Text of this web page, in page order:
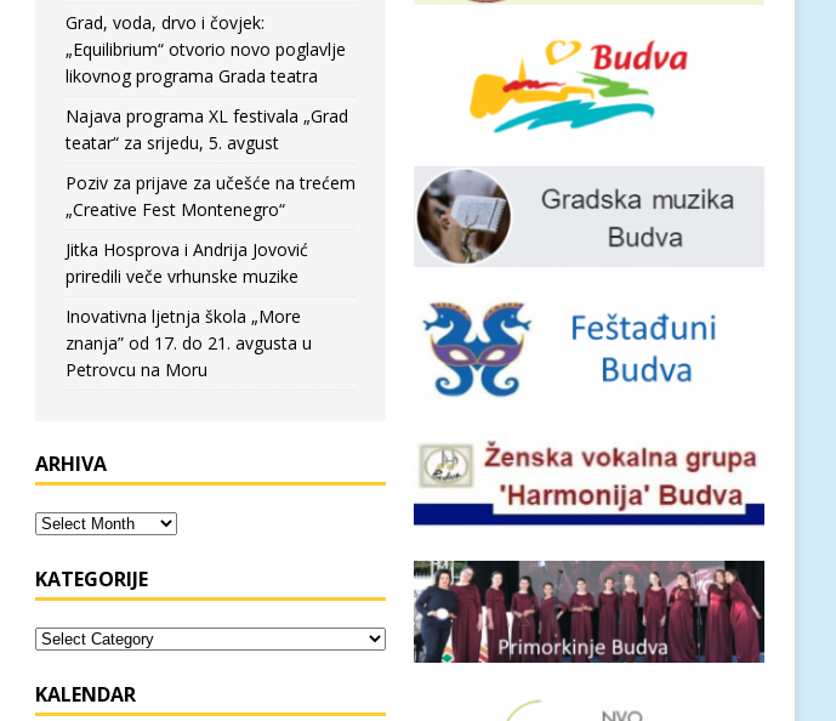
Grad, voda, drvo i čovjek:
„Equilibrium“ otvorio novo poglavlje
likovnog programa Grada teatra
Najava programa XL festivala „Grad
teatar“ za srijedu, 5. avgust
Poziv za prijave za učešće na trećem
„Creative Fest Montenegro“
Jitka Hosprova i Andrija Jovović
priredili veče vrhunske muzike
Inovativna ljetnja škola „More
znanja” od 17. do 21. avgusta u
Petrovcu na Moru
ARHIVA
KATEGORIJE
KALENDAR